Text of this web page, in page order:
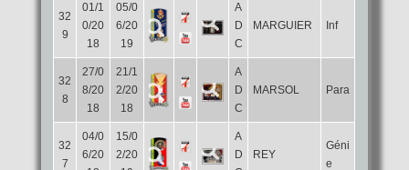
32
9
01/1
0/20
18
05/0
6/20
19
A
D
C
MARGUIER Inf
32
8
27/0
8/20
18
21/1
2/20
18
A
D
C
MARSOL Para
32
7
04/0
6/20
15/0
2/20
A
D
REY
Géni
e